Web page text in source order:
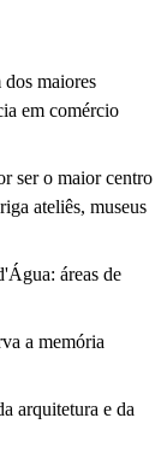
maiores
em comércio
ser o maior centro
ateliês, museus
áreas de
a memória
arquitetura e da